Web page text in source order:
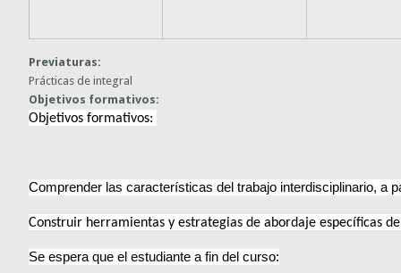
Previaturas:
Prácticas de integral
Objetivos formativos:
Objetivos formativos:
Comprender las características del trabajo interdisciplinario, a
Construir herramientas y estrategias de abordaje específicas
Se espera que el estudiante a fin del curso: